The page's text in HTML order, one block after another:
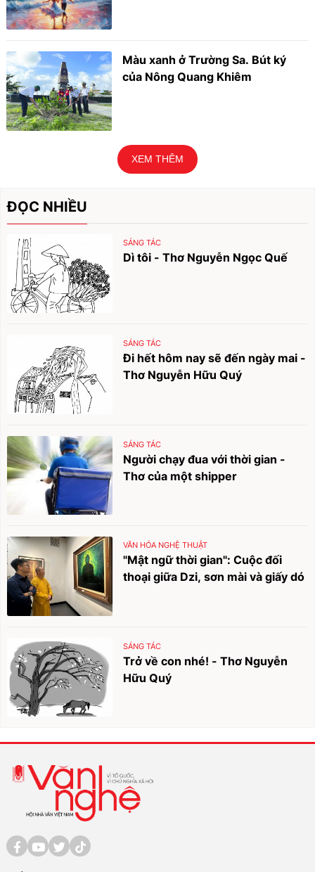
Màu xanh ở Trường Sa. Bút ký
của Nông Quang Khiêm
XEM THÊM
ĐỌC NHIỀU
SÁNG TÁC
Dì tôi - Thơ Nguyễn Ngọc Quế
SÁNG TÁC
Đi hết hôm nay sẽ đến ngày mai -
Thơ Nguyễn Hữu Quý
SÁNG TÁC
Người chạy đua với thời gian -
Thơ của một shipper
VĂN HÓA NGHỆ THUẬT
"Mật ngữ thời gian": Cuộc đối
thoại giữa Dzi, sơn mài và giấy dó
SÁNG TÁC
Trở về con nhé! - Thơ Nguyễn
Hữu Quý